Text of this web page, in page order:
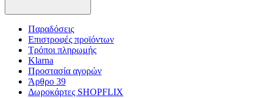
Παραδόσεις
Επιστροφές προϊόντων
Τρόποι πληρωμής
Klarna
Προστασία αγορών
Άρθρο 39
Δωροκάρτες SHOPFLIX